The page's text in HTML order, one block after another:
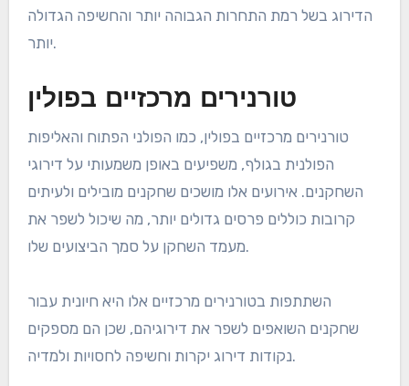
הדירוג בשל רמת התחרות הגבוהה יותר והחשיפה הגדולה
יותר.
טורנירים מרכזיים בפולין
טורנירים מרכזיים בפולין, כמו הפולני הפתוח והאליפות
הפולנית בגולף, משפיעים באופן משמעותי על דירוגי
השחקנים. אירועים אלו מושכים שחקנים מובילים ולעיתים
קרובות כוללים פרסים גדולים יותר, מה שיכול לשפר את
מעמד השחקן על סמך הביצועים שלו.
השתתפות בטורנירים מרכזיים אלו היא חיונית עבור
שחקנים השואפים לשפר את דירוגיהם, שכן הם מספקים
נקודות דירוג יקרות וחשיפה לחסויות ולמדיה.